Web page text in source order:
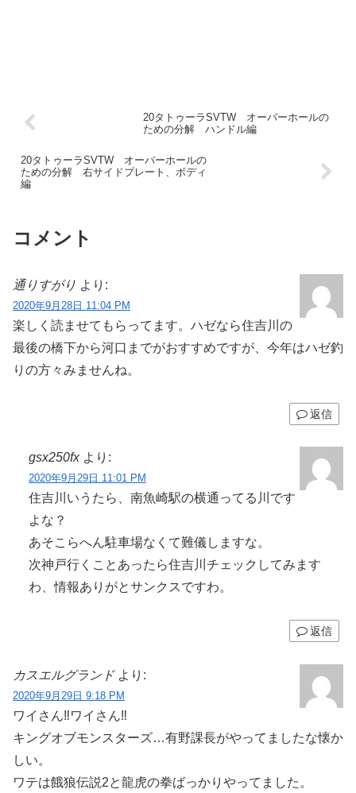
20タトゥーラSVTW オーバーホールの
ための分解 ハンドル編
20タトゥーラSVTW オーバーホールの
ための分解 右サイドプレート、ボディ
編
コメント
通りすがり より:
2020年9月28日 11:04 PM
楽しく読ませてもらってます。ハゼなら住吉川の
最後の橋下から河口までがおすすめですが、今年はハゼ釣
りの方々みませんね。
返信
gsx250fx より:
2020年9月29日 11:01 PM
住吉川いうたら、南魚崎駅の横通ってる川です
よな？
あそこらへん駐車場なくて難儀しますな。
次神戸行くことあったら住吉川チェックしてみます
わ、情報ありがとサンクスですわ。
返信
カスエルグランド より:
2020年9月29日 9:18 PM
ワイさん‼︎ワイさん‼︎
キングオブモンスターズ…有野課長がやってましたな懐か
しい。
ワテは餓狼伝説2と龍虎の拳ばっかりやってました。